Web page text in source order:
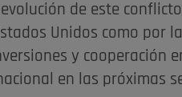
evolución de este
Unidos como por
y cooperación
en las próximas